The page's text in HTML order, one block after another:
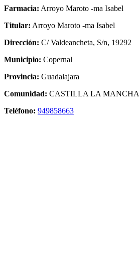
Farmacia: Arroyo Maroto -ma Isabel
Titular: Arroyo Maroto -ma Isabel
Dirección: C/ Valdeancheta, S/n, 19292
Municipio: Copernal
Provincia: Guadalajara
Comunidad: CASTILLA LA MANCHA
Teléfono: 949858663